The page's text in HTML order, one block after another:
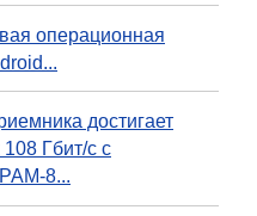
операционная
достигает
Гбит/с с
8...